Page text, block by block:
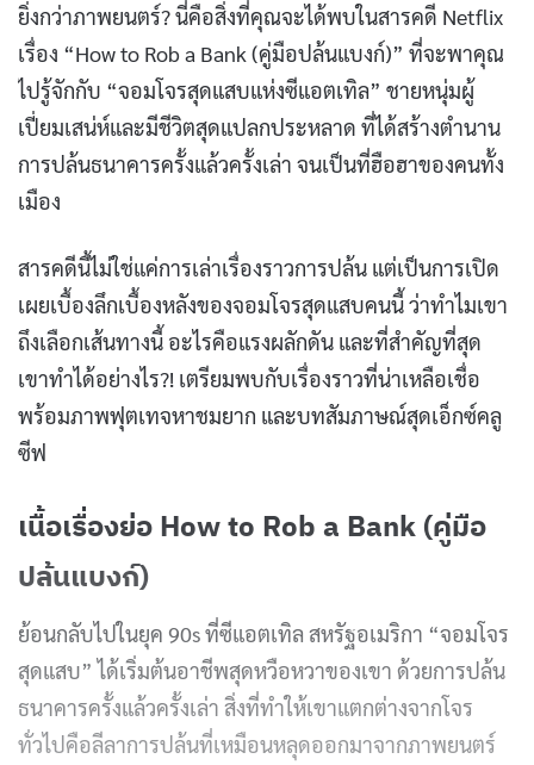
ยิ่งกว่าภาพยนตร์? นี่คือสิ่งที่คุณจะได้พบในสารคดี Netflix
เรื่อง “How to Rob a Bank (คู่มือปล้นแบงก์)” ที่จะพาคุณ
ไปรู้จักกับ “จอมโจรสุดแสบแห่งซีแอตเทิล” ชายหนุ่มผู้
เปี่ยมเสน่ห์และมีชีวิตสุดแปลกประหลาด ที่ได้สร้างตำนาน
การปล้นธนาคารครั้งแล้วครั้งเล่า จนเป็นที่ฮือฮาของคนทั้ง
เมือง
สารคดีนี้ไม่ใช่แค่การเล่าเรื่องราวการปล้น แต่เป็นการเปิด
เผยเบื้องลึกเบื้องหลังของจอมโจรสุดแสบคนนี้ ว่าทำไมเขา
ถึงเลือกเส้นทางนี้ อะไรคือแรงผลักดัน และที่สำคัญที่สุด
เขาทำได้อย่างไร?! เตรียมพบกับเรื่องราวที่น่าเหลือเชื่อ
พร้อมภาพฟุตเทจหาชมยาก และบทสัมภาษณ์สุดเอ็กซ์คลู
ซีฟ
เนื้อเรื่องย่อ How to Rob a Bank (คู่มือ
ปล้นแบงก์)
ย้อนกลับไปในยุค 90s ที่ซีแอตเทิล สหรัฐอเมริกา “จอมโจร
สุดแสบ” ได้เริ่มต้นอาชีพสุดหวือหวาของเขา ด้วยการปล้น
ธนาคารครั้งแล้วครั้งเล่า สิ่งที่ทำให้เขาแตกต่างจากโจร
ทั่วไปคือลีลาการปล้นที่เหมือนหลุดออกมาจากภาพยนตร์